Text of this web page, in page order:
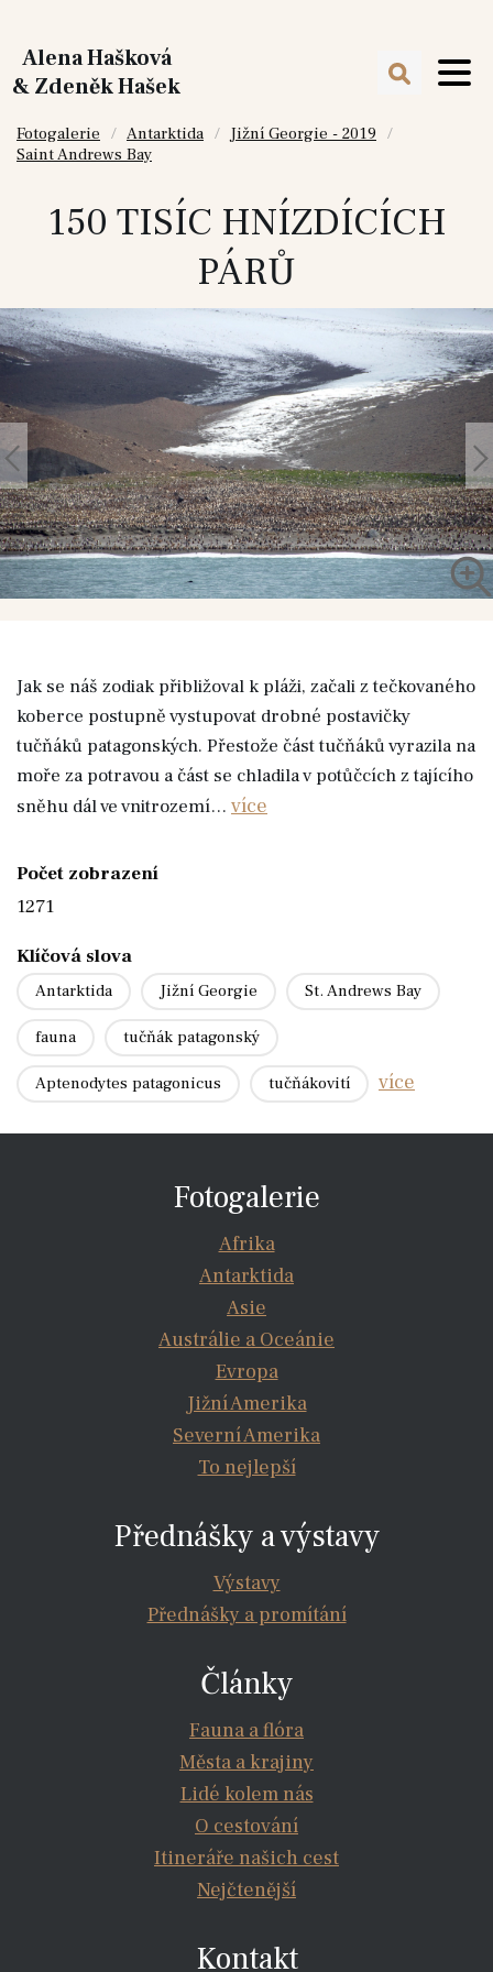
Alena Hašková
& Zdeněk Hašek
Fotogalerie Antarktida
Jižní Georgie - 2019
Saint Andrews Bay
150 TISÍC HNÍZDÍCÍCH
PÁRŮ
Jak se náš zodiak přibližoval k pláži, začali z tečkovaného
koberce postupně vystupovat drobné postavičky
tučňáků patagonských. Přestože část tučňáků vyrazila na
moře za potravou a část se chladila v potůčcích z tajícího
sněhu dál ve vnitrozemí… více
Počet zobrazení
1271
Klíčová slova
Antarktida Jižní Georgie St. Andrews Bay
fauna tučňák patagonský
Aptenodytes patagonicus tučňákovití více
Fotogalerie
Afrika
Antarktida
Asie
Austrálie a Oceánie
Evropa
Jižní Amerika
Severní Amerika
To nejlepší
Přednášky a výstavy
Výstavy
Přednášky a promítání
Články
Fauna a flóra
Města a krajiny
Lidé kolem nás
O cestování
Itineráře našich cest
Nejčtenější
Kontakt